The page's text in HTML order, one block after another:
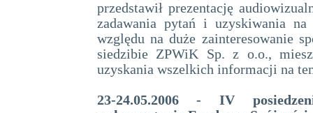
przedstawił prezentację
zadawania pytań i uzyskiwania
względu na duże zainteresowanie
siedzibie ZPWiK Sp. z o.o.,
uzyskania wszelkich informacji na
23-24.05.2006 - IV